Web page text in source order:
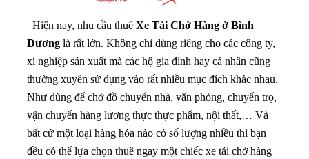
Hiện nay, nhu cầu thuê Xe Tải Chở Hàng ở Bình
Dương là rất lớn. Không chỉ dùng riêng cho các công ty,
xí nghiệp sản xuất mà các hộ gia đình hay cá nhân cũng
thường xuyên sử dụng vào rất nhiều mục đích khác nhau.
Như dùng để chở đồ chuyển nhà, văn phòng, chuyển trọ,
vận chuyển hàng lương thực thực phẩm, nội thất,… Và
bất cứ một loại hàng hóa nào có số lượng nhiều thì bạn
đều có thể lựa chọn thuê ngay một chiếc xe tải chở hàng